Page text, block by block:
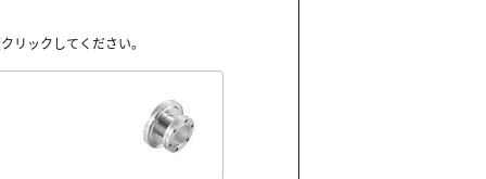
リックしてください。